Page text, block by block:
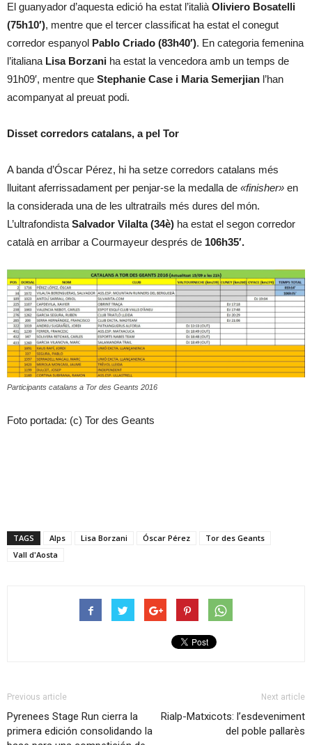
El guanyador d’aquesta edició ha estat l’italià Oliviero Bosatelli
(75h10′), mentre que el tercer classificat ha estat el conegut
corredor espanyol Pablo Criado (83h40′). En categoria femenina
l’italiana Lisa Borzani ha estat la vencedora amb un temps de
91h09′, mentre que Stephanie Case i Maria Semerjian l’han
acompanyat al preuat podi.
Disset corredors catalans, a pel Tor
A banda d’Óscar Pérez, hi ha setze corredors catalans més
lluitant aferrissadament per penjar-se la medalla de «finisher» en
la considerada una de les ultratrails més dures del món.
L’ultrafondista Salvador Vilalta (34è) ha estat el segon corredor
català en arribar a Courmayeur després de 106h35′.
Participants catalans a Tor des Geants 2016
Foto portada: (c) Tor des Geants
TAGS Alps Lisa Borzani Óscar Pérez
Tor des Geants
Vall d'Aosta
Previous article
Pyrenees Stage Run cierra la
primera edición consolidando la
Next article
Rialp-Matxicots: l’esdeveniment
del poble pallarès